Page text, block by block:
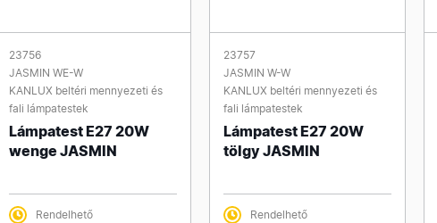
23756
JASMIN WE-W
KANLUX beltéri mennyezeti és
fali lámpatestek
Lámpatest E27 20W
wenge JASMIN
Rendelhető
23757
JASMIN W-W
KANLUX beltéri mennyezeti és
fali lámpatestek
Lámpatest E27 20W
tölgy JASMIN
Rendelhető